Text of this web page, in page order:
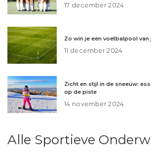
17 december 2024
Zo win je een voetbalpool van
11 december 2024
Zicht en stijl in de sneeuw:
op de piste
14 november 2024
Alle Sportieve